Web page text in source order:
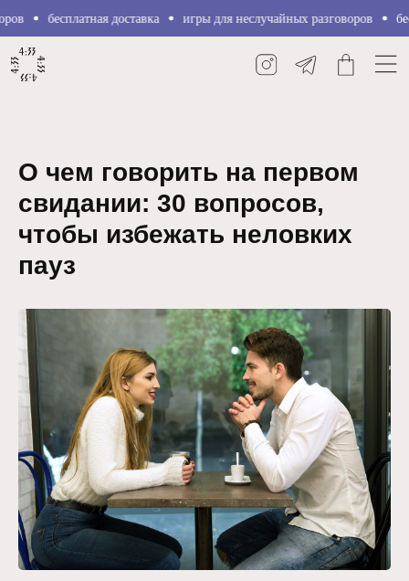
бесплатная доставка игры для неслучайных разговоров
О чем говорить на первом
свидании: 30 вопросов,
чтобы избежать неловких
пауз